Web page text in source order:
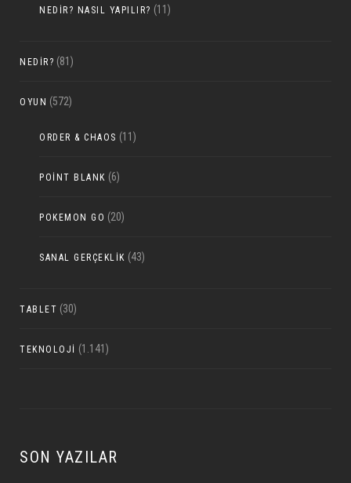
NEDIR? NASIL YAPILIR? (11)
NEDIR? (81)
OYUN (572)
ORDER & CHAOS (11)
POINT BLANK (6)
POKEMON GO (20)
SANAL GERÇEKLIK (43)
TABLET (30)
TEKNOLOJI (1.141)
SON YAZILAR